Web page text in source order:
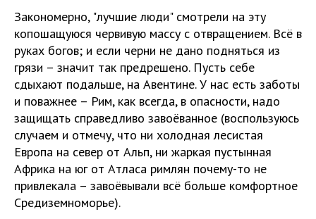
Закономерно, "лучшие люди" смотрели на эту
копошащуюся червивую массу с отвращением. Всё в
руках богов; и если черни не дано подняться из
грязи – значит так предрешено. Пусть себе
сдыхают подальше, на Авентине. У нас есть заботы
и поважнее – Рим, как всегда, в опасности, надо
защищать справедливо завоёванное (воспользуюсь
случаем и отмечу, что ни холодная лесистая
Европа на север от Альп, ни жаркая пустынная
Африка на юг от Атласа римлян почему-то не
привлекала – завоёвывали всё больше комфортное
Средиземноморье).